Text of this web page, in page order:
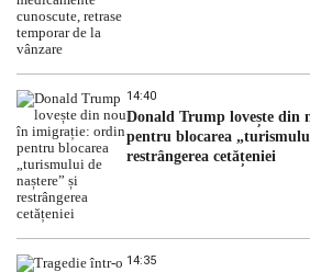
14:40
Donald Trump lovește
pentru blocarea
restrângerea cetățeniei
14:35